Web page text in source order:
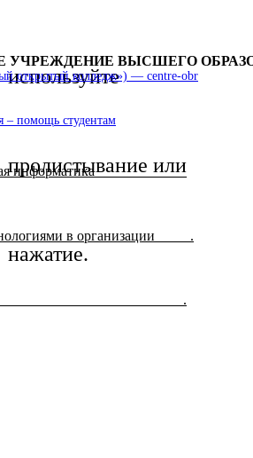
используйте
пролистывание или
нажатие.
открытый колледж») — centre-obr
– помощь студентам
УЧРЕЖДЕНИЕ ВЫСШЕГО
информатика_____________
в организации_____ .
__ .